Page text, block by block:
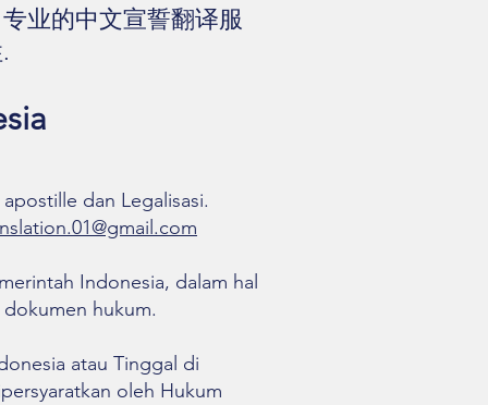
业的中文宣誓翻译服
dan Legalisasi.
Indonesia, dalam hal
hukum.
atau Tinggal di
oleh Hukum